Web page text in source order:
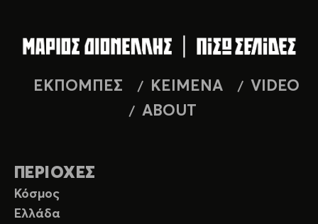
ΕΚΠΟΜΠΕΣ ΚΕΙΜΕΝΑ
VIDEO
ABOUT
ΠΕΡΙΟΧΕΣ
Κόσμος
Ελλάδα